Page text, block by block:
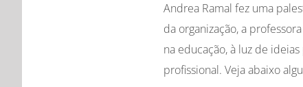
Andrea Ramal fez uma
da organização, a
na educação, à luz de
profissional. Veja abaixo